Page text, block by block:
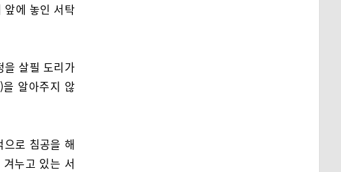
앞에 놓인 서탁
을 살필 도리가
알아주지 않
로 침공을 해
누고 있는 서